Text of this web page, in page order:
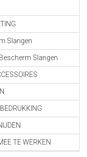
Slangen
Slangen
TE WERKEN